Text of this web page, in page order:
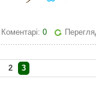
Коментарі: 0
2 3